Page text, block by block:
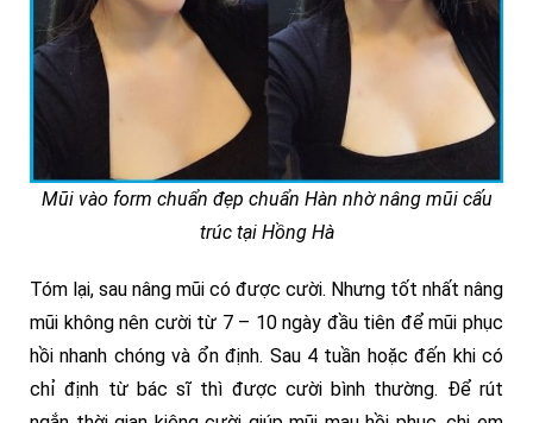
Mũi vào form chuẩn đẹp chuẩn Hàn nhờ nâng mũi cấu
trúc tại Hồng Hà
Tóm lại, sau nâng mũi có được cười. Nhưng tốt nhất nâng
mũi không nên cười từ 7 – 10 ngày đầu tiên để mũi phục
hồi nhanh chóng và ổn định. Sau 4 tuần hoặc đến khi có
chỉ định từ bác sĩ thì được cười bình thường. Để rút